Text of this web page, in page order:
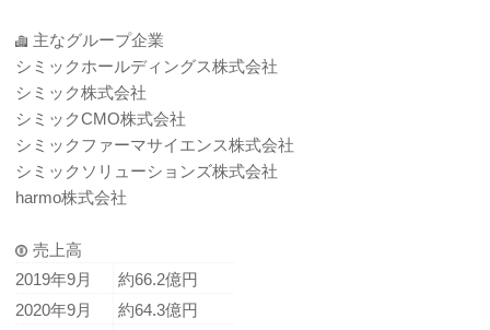
主なグループ企業
シミックホールディングス株式会社
シミック株式会社
シミックCMO株式会社
シミックファーマサイエンス株式会社
シミックソリューションズ株式会社
harmo株式会社
売上高
2019年9月
約66.2億円
2020年9月
約64.3億円